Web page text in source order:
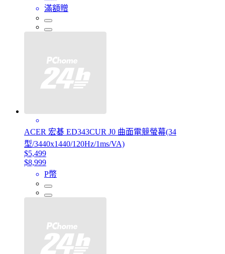
滿額贈
ACER 宏碁 ED343CUR J0 曲面電競螢幕(34
型/3440x1440/120Hz/1ms/VA)
$5,499
$8,999
P幣